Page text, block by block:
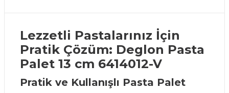
Lezzetli Pastalarınız İçin
Pratik Çözüm: Deglon Pasta
Palet 13 cm 6414012-V
Pratik ve Kullanışlı Pasta Palet